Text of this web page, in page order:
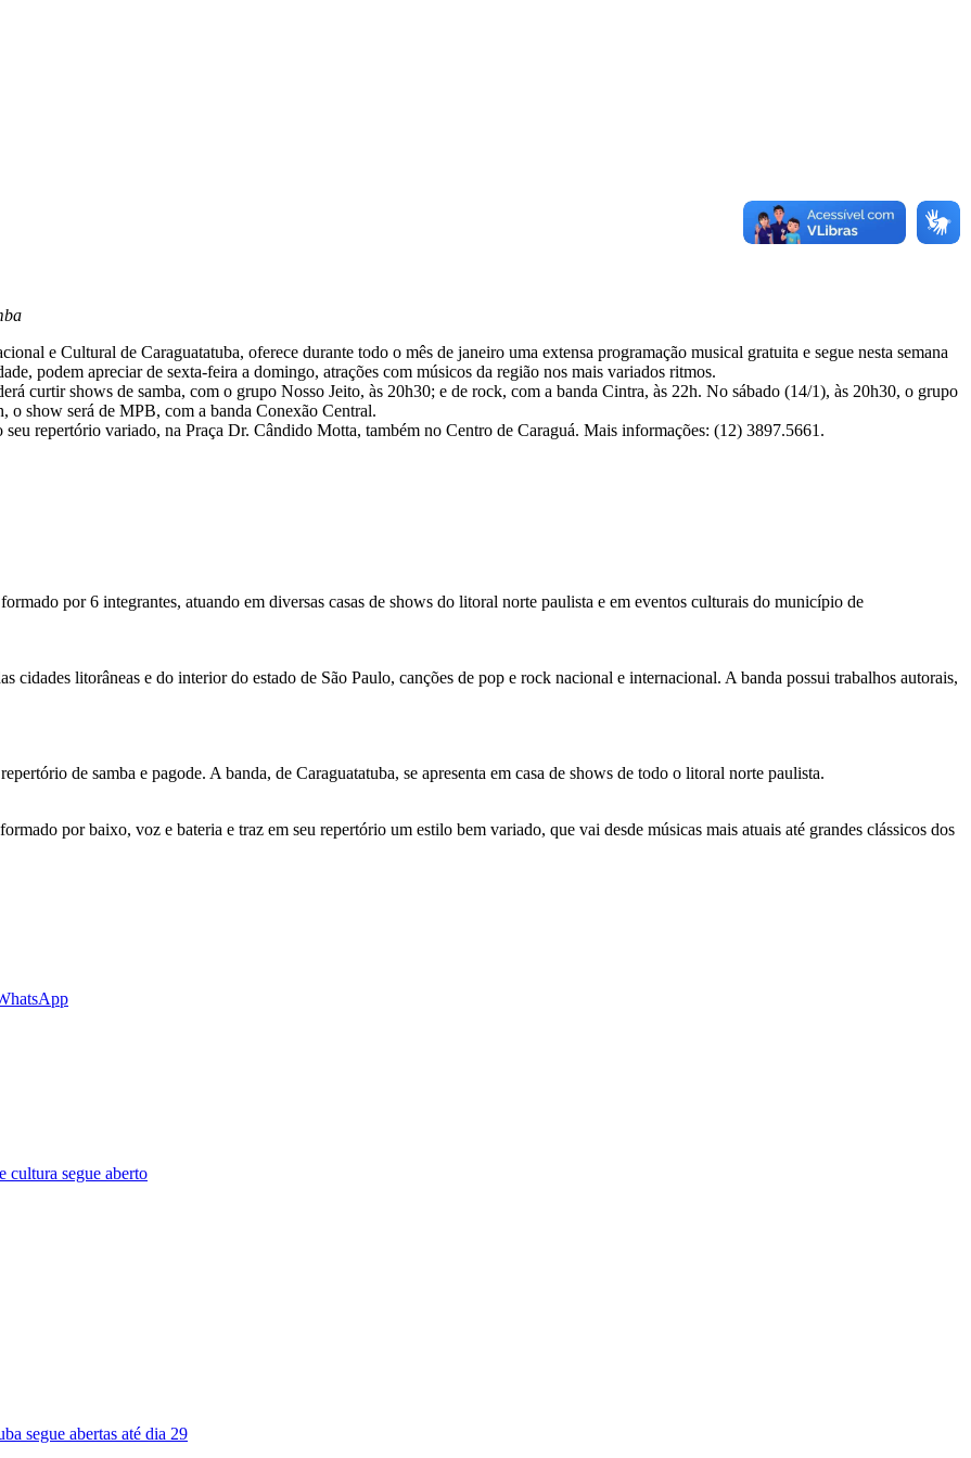
e Cultural de Caraguatatuba, oferece durante todo o mês de janeiro uma extensa programação musical gratuita e segue nesta semana
podem apreciar de sexta-feira a domingo, atrações com músicos da região nos mais variados ritmos.
curtir shows de samba, com o grupo Nosso Jeito, às 20h30; e de rock, com a banda Cintra, às 22h. No sábado (14/1), às 20h30, o grupo
o show será de MPB, com a banda Conexão Central.
repertório variado, na Praça Dr. Cândido Motta, também no Centro de Caraguá. Mais informações: (12) 3897.5661.
por 6 integrantes, atuando em diversas casas de shows do litoral norte paulista e em eventos culturais do município de
cidades litorâneas e do interior do estado de São Paulo, canções de pop e rock nacional e internacional. A banda possui trabalhos autorais,
de samba e pagode. A banda, de Caraguatatuba, se apresenta em casa de shows de todo o litoral norte paulista.
por baixo, voz e bateria e traz em seu repertório um estilo bem variado, que vai desde músicas mais atuais até grandes clássicos dos
cultura segue aberto
segue abertas até dia 29